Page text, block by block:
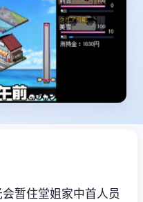
暂住堂姐家中首人员